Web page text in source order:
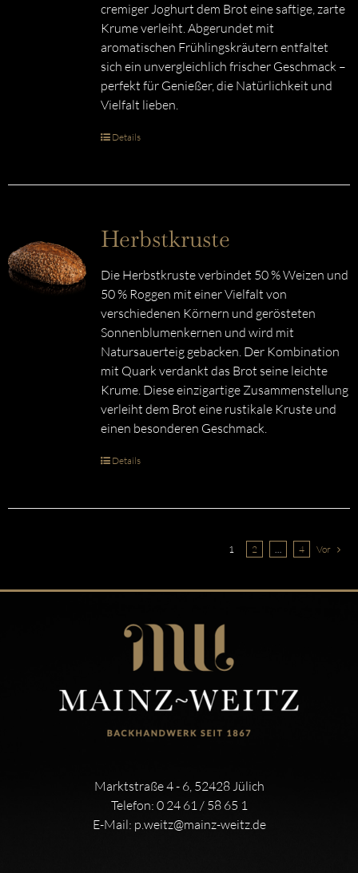
cremiger Joghurt dem Brot eine saftige, zarte
Krume verleiht. Abgerundet mit
aromatischen Frühlingskräutern entfaltet
sich ein unvergleichlich frischer Geschmack –
perfekt für Genießer, die Natürlichkeit und
Vielfalt lieben.
Details
Herbstkruste
Die Herbstkruste verbindet 50 % Weizen und
50 % Roggen mit einer Vielfalt von
verschiedenen Körnern und gerösteten
Sonnenblumenkernen und wird mit
Natursauerteig gebacken. Der Kombination
mit Quark verdankt das Brot seine leichte
Krume. Diese einzigartige Zusammenstellung
verleiht dem Brot eine rustikale Kruste und
einen besonderen Geschmack.
Details
1 2 … 4 Vor
Marktstraße 4 - 6, 52428 Jülich
Telefon: 0 24 61 / 58 65 1
E-Mail: p.weitz@mainz-weitz.de